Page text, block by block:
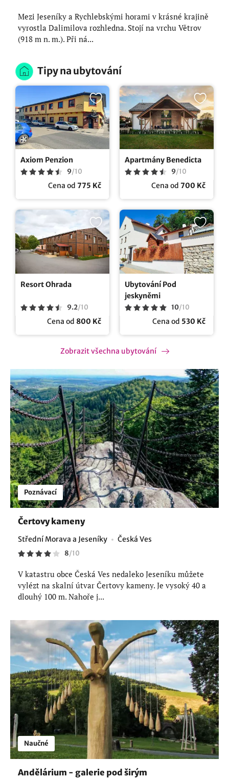
Mezi Jeseníky a Rychlebskými horami v krásné krajině
vyrostla Dalimilova rozhledna. Stojí na vrchu Větrov
(918 m n. m.). Při ná...
Tipy na ubytování
Axiom Penzion
9/10
Cena od 775 Kč
Apartmány Benedicta
9/10
Cena od 700 Kč
Resort Ohrada
9.2/10
Cena od 800 Kč
Ubytování Pod
jeskyněmi
10/10
Cena od 530 Kč
Zobrazit všechna ubytování
Poznávací
Čertovy kameny
Střední Morava a Jeseníky Česká Ves
8/10
V katastru obce Česká Ves nedaleko Jeseníku můžete
vylézt na skalní útvar Čertovy kameny. Je vysoký 40 a
dlouhý 100 m. Nahoře j...
Naučné
Andělárium - galerie pod širým